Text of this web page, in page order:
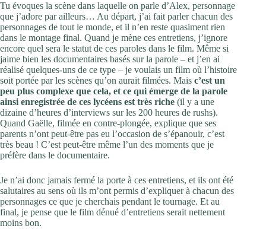
Tu évoques la scène dans laquelle on parle d’Alex, personnage
que j’adore par ailleurs… Au départ, j’ai fait parler chacun des
personnages de tout le monde, et il n’en reste quasiment rien
dans le montage final. Quand je mène ces entretiens, j’ignore
encore quel sera le statut de ces paroles dans le film. Même si
jaime bien les documentaires basés sur la parole – et j’en ai
réalisé quelques-uns de ce type – je voulais un film où l’histoire
soit portée par les scènes qu’on aurait filmées. Mais c’est un
peu plus complexe que cela, et ce qui émerge de la parole
ainsi enregistrée de ces lycéens est très riche (il y a une
dizaine d’heures d’interviews sur les 200 heures de rushs).
Quand Gaëlle, filmée en contre-plongée, explique que ses
parents n’ont peut-être pas eu l’occasion de s’épanouir, c’est
très beau ! C’est peut-être même l’un des moments que je
préfère dans le documentaire.
Je n’ai donc jamais fermé la porte à ces entretiens, et ils ont été
salutaires au sens où ils m’ont permis d’expliquer à chacun des
personnages ce que je cherchais pendant le tournage. Et au
final, je pense que le film dénué d’entretiens serait nettement
moins bon.